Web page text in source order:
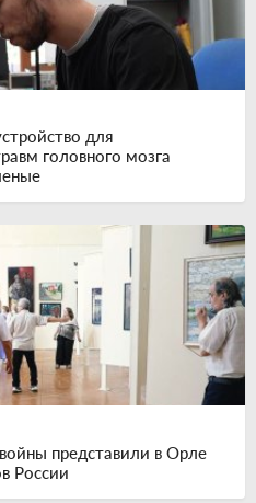
для
головного мозга
представили в Орле
России